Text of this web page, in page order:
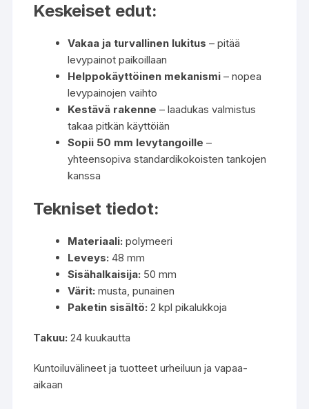
Keskeiset edut:
Vakaa ja turvallinen lukitus – pitää
levypainot paikoillaan
Helppokäyttöinen mekanismi – nopea
levypainojen vaihto
Kestävä rakenne – laadukas valmistus
takaa pitkän käyttöiän
Sopii 50 mm levytangoille –
yhteensopiva standardikokoisten tankojen
kanssa
Tekniset tiedot:
Materiaali: polymeeri
Leveys: 48 mm
Sisähalkaisija: 50 mm
Värit: musta, punainen
Paketin sisältö: 2 kpl pikalukkoja
Takuu: 24 kuukautta
Kuntoiluvälineet ja tuotteet urheiluun ja vapaa-
aikaan